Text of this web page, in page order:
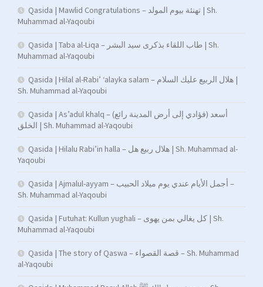
Qasida | Mawlid Congratulations – تهنئة بيوم المولد | Sh.
Muhammad al-Yaqoubi
Qasida | Taba al-Liqa – طاب اللقاء بذكرى سيد البشر | Sh.
Muhammad al-Yaqoubi
Qasida | Hilal al-Rabi’ ‘alayka salam – هلال الربيع عليك السلام |
Sh. Muhammad al-Yaqoubi
Qasida | As’adul khalq – (فؤادي إلى أرض المدينة رائع) أسعد
الخلق | Sh. Muhammad al-Yaqoubi
Qasida | Hilalu Rabi’in halla – هلال ربيع هل | Sh. Muhammad al-
Yaqoubi
Qasida | Ajmalul-ayyam – أجمل الأيام عندي يوم ميلاد الحبيب –
Sh. Muhammad al-Yaqoubi
Qasida | Futuhat: Kullun yughali – كل يغالي بمن يهوى | Sh.
Muhammad al-Yaqoubi
Qasida | The story of Qaswa – قصة القصواء – Sh. Muhammad
al-Yaqoubi